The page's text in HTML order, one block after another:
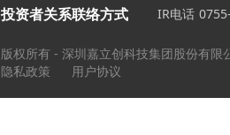
投资者关系联络方式 IR电话
版权所有 - 深圳嘉立创科技集团股份有限
隐私政策
用户协议